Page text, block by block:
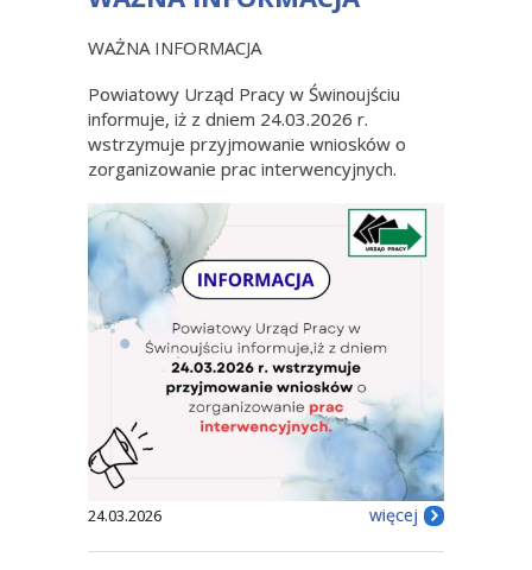
WAŻNA INFORMACJA
Powiatowy Urząd Pracy w Świnoujściu
informuje, iż z dniem 24.03.2026 r.
wstrzymuje przyjmowanie wniosków o
zorganizowanie prac interwencyjnych.
24.03.2026 więcej